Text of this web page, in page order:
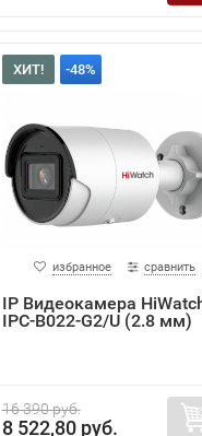
ХИТ! -48%
избранное сравнить
IP Видеокамера
IPC-B022-G2/U (2.8 мм)
16 390 руб.
8 522,80 руб.